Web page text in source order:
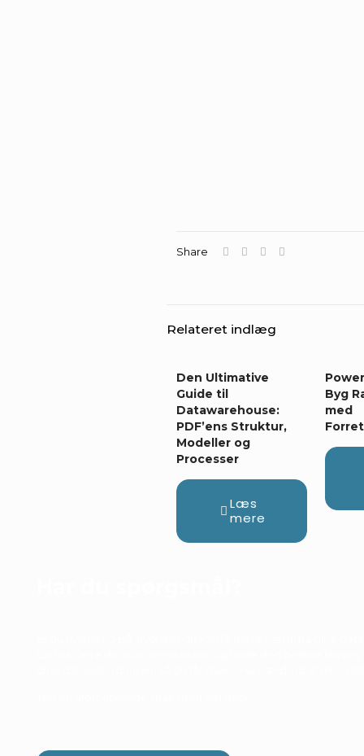
Share
Relateret indlæg
Den Ultimative
Guide til
Datawarehouse:
PDF’ens Struktur,
Modeller og
Processer
Læs
mere
Byg
med